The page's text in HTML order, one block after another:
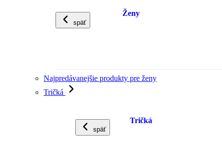
späť
Ženy
Najpredávanejšie produkty pre ženy
Tričká
späť
Tričká